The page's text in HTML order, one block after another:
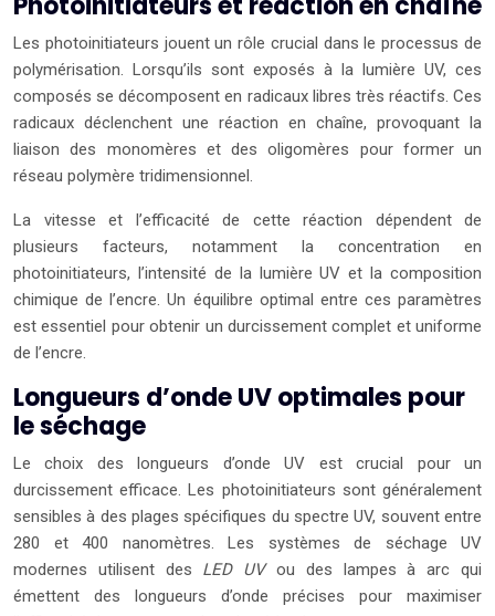
Les photoinitiateurs jouent un rôle crucial dans le processus de
polymérisation. Lorsqu’ils sont exposés à la lumière UV, ces
composés se décomposent en radicaux libres très réactifs. Ces
radicaux déclenchent une réaction en chaîne, provoquant la
liaison des monomères et des oligomères pour former un
réseau polymère tridimensionnel.
La vitesse et l’efficacité de cette réaction dépendent de
plusieurs facteurs, notamment la concentration en
photoinitiateurs, l’intensité de la lumière UV et la composition
chimique de l’encre. Un équilibre optimal entre ces paramètres
est essentiel pour obtenir un durcissement complet et uniforme
de l’encre.
Longueurs d’onde UV optimales pour
le séchage
Le choix des longueurs d’onde UV est crucial pour un
durcissement efficace. Les photoinitiateurs sont généralement
sensibles à des plages spécifiques du spectre UV, souvent entre
280 et 400 nanomètres. Les systèmes de séchage UV
modernes utilisent des LED UVou des lampes à arc qui
émettent des longueurs d’onde précises pour maximiser